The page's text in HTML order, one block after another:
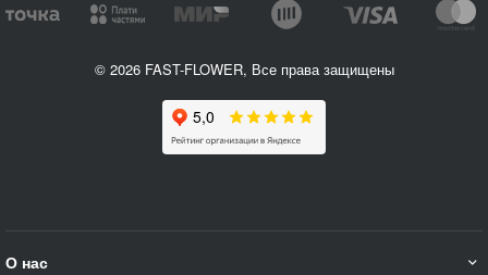
© 2026 FAST-FLOWER, Все права защищены
О нас